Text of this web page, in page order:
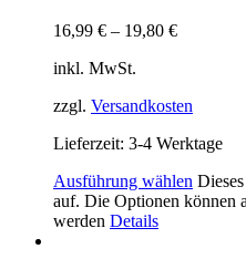
16,99 € – 19,80 €
inkl. MwSt.
zzgl. Versandkosten
Lieferzeit: 3-4 Werktage
Ausführung wählen
auf. Die Optionen können
werden Details